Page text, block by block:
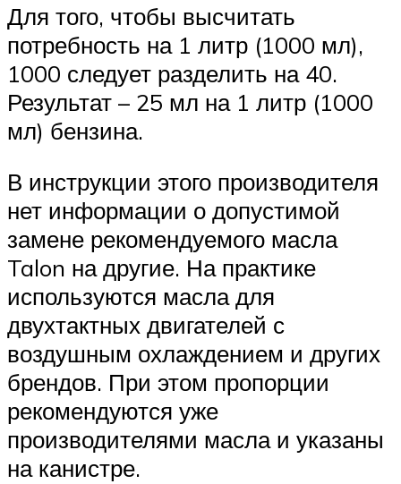
Для того, чтобы высчитать
потребность на 1 литр (1000 мл),
1000 следует разделить на 40.
Результат – 25 мл на 1 литр (1000
мл) бензина.
В инструкции этого производителя
нет информации о допустимой
замене рекомендуемого масла
Talon на другие. На практике
используются масла для
двухтактных двигателей с
воздушным охлаждением и других
брендов. При этом пропорции
рекомендуются уже
производителями масла и указаны
на канистре.